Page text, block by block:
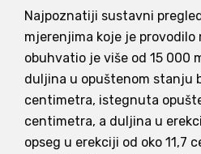
Najpoznatiji sustavni
mjerenjima koje je provodilo
obuhvatio je više od 15 000
duljina u opuštenom stanju
centimetra, istegnuta
centimetra, a duljina u
opseg u erekciji od oko 11,7